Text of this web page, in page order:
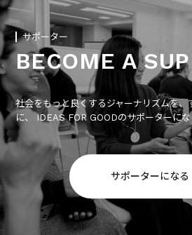
サポーター
BECOME A
社会をもっと良くするジャーナリズムを、
に、 IDEAS FOR GOODのサポーターにな
サポーターになる